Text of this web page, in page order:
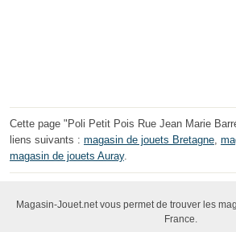
Cette page "Poli Petit Pois Rue Jean Marie
liens suivants : magasin de jouets Bretagne,
magasin de jouets Auray.
Magasin-Jouet.net vous permet de trouver les
France.